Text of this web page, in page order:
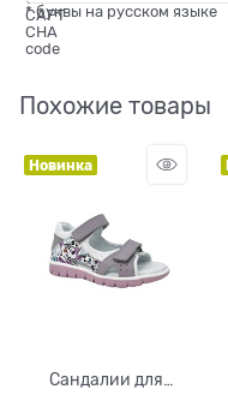
* буквы на русском языке
Похожие товары
Новинка
Сандалии для